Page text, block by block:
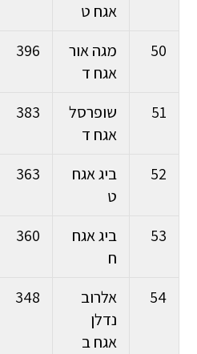
אגח ט
50
מגה אור
אגח ד
396
51
שופרסל
אגח ד
383
52
ביג אגח
ט
363
53
ביג אגח
ח
360
54
אלרוב
נדלן
אגח ב
348